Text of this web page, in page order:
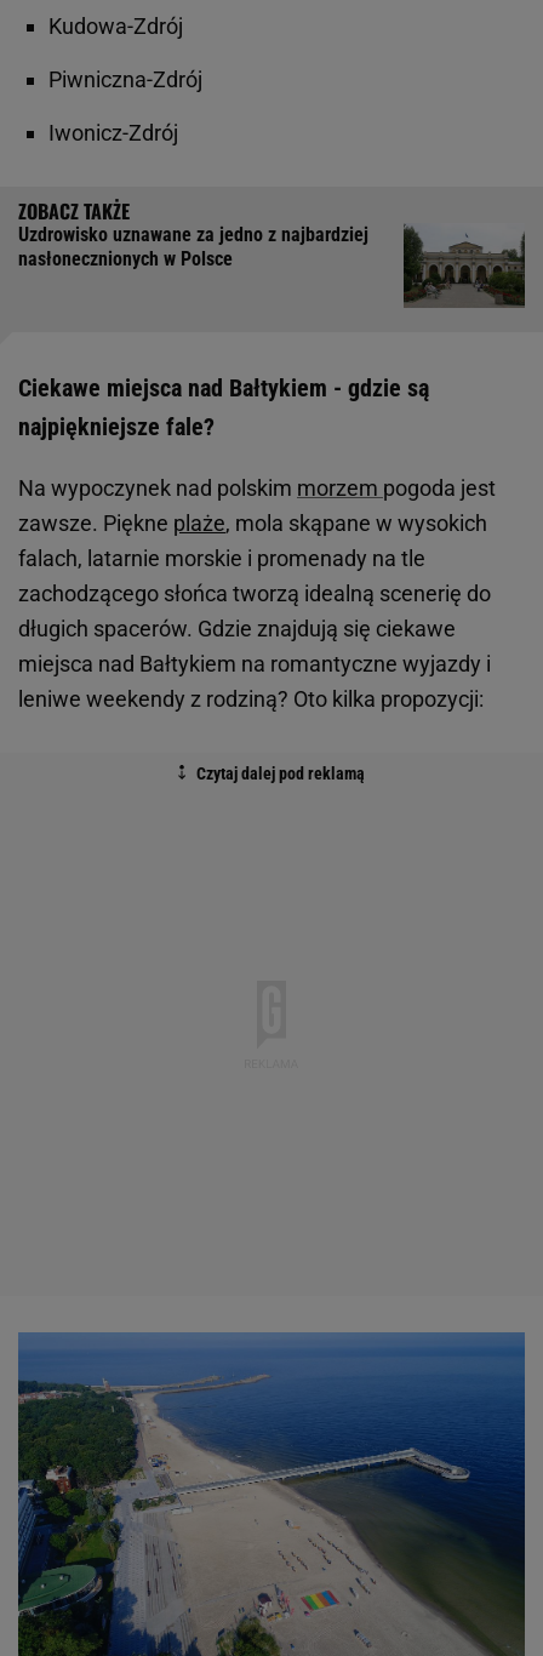
Kudowa-Zdrój
Piwniczna-Zdrój
Iwonicz-Zdrój
Uzdrowisko uznawane za jedno z najbardziej
nasłonecznionych w Polsce
Ciekawe miejsca nad Bałtykiem - gdzie są
najpiękniejsze fale?
Na wypoczynek nad polskim morzem pogoda jest
zawsze. Piękne plaże, mola skąpane w wysokich
falach, latarnie morskie i promenady na tle
zachodzącego słońca tworzą idealną scenerię do
długich spacerów. Gdzie znajdują się ciekawe
miejsca nad Bałtykiem na romantyczne wyjazdy i
leniwe weekendy z rodziną? Oto kilka propozycji: